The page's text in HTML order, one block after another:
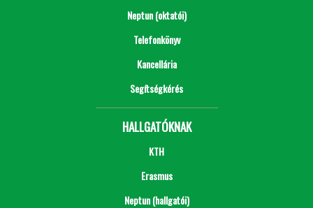
Neptun (oktatói)
Telefonkönyv
Kancellária
Segítségkérés
HALLGATÓKNAK
KTH
Erasmus
Neptun (hallgatói)